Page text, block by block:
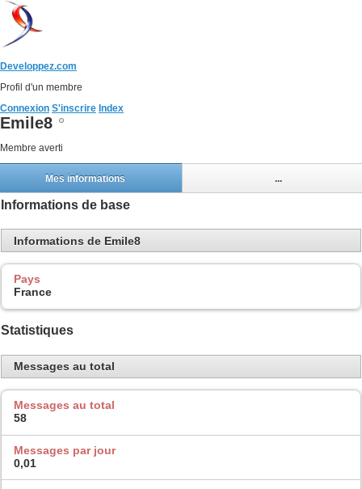
Developpez.com
Profil d'un membre
Connexion S'inscrire Index
Emile8
Membre averti
Mes informations ...
Informations de base
Informations de Emile8
Pays
France
Statistiques
Messages au total
Messages au total
58
Messages par jour
0,01